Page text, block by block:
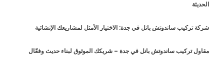
الحديثة
شركة تركيب ساندوتش بانل في جدة: الاختيار الأمثل لمشاريعك الإنشائية
مقاول تركيب ساندوتش بانل في جدة – شريكك الموثوق لبناء حديث وفعّال